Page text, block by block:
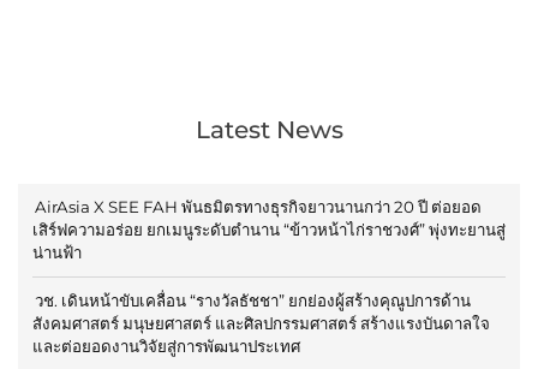
Latest News
AirAsia X SEE FAH พันธมิตรทางธุรกิจยาวนานกว่า 20 ปี ต่อยอด
เสิร์ฟความอร่อย ยกเมนูระดับตำนาน “ข้าวหน้าไก่ราชวงศ์” พุ่งทะยานสู่
น่านฟ้า
วช. เดินหน้าขับเคลื่อน “รางวัลธัชชา” ยกย่องผู้สร้างคุณูปการด้าน
สังคมศาสตร์ มนุษยศาสตร์ และศิลปกรรมศาสตร์ สร้างแรงบันดาลใจ
และต่อยอดงานวิจัยสู่การพัฒนาประเทศ